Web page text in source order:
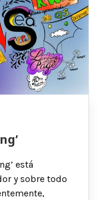
está
y sobre todo